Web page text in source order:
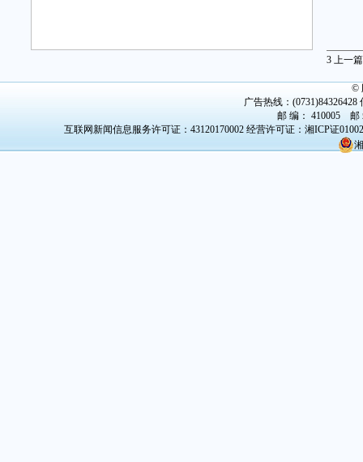
3 上一篇
©
广告热线：(0731)84326428
邮 编： 410005 邮
互联网新闻信息服务许可证：43120170002 经营许可证：湘ICP证